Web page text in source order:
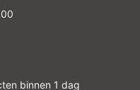
binnen 1 dag